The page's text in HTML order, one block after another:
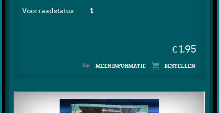
€ 1.95
Voorraadstatus: 1
MEER INFORMATIE